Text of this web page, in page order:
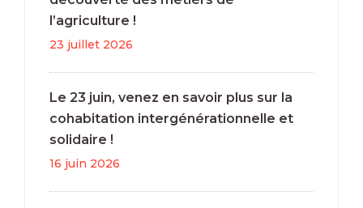
l’agriculture !
23 juillet 2026
Le 23 juin, venez en savoir plus sur la
cohabitation intergénérationnelle et
solidaire !
16 juin 2026